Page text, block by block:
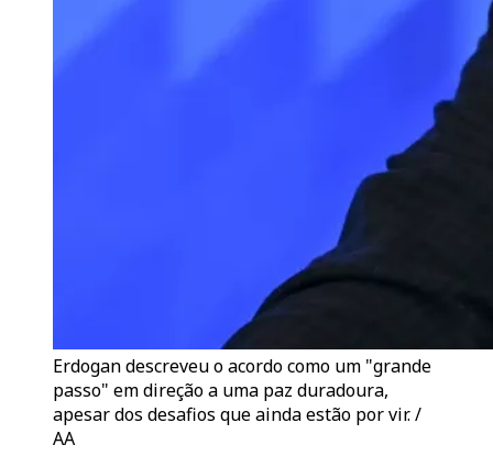
Erdogan descreveu o acordo como um "grande
passo" em direção a uma paz duradoura,
apesar dos desafios que ainda estão por vir. /
AA